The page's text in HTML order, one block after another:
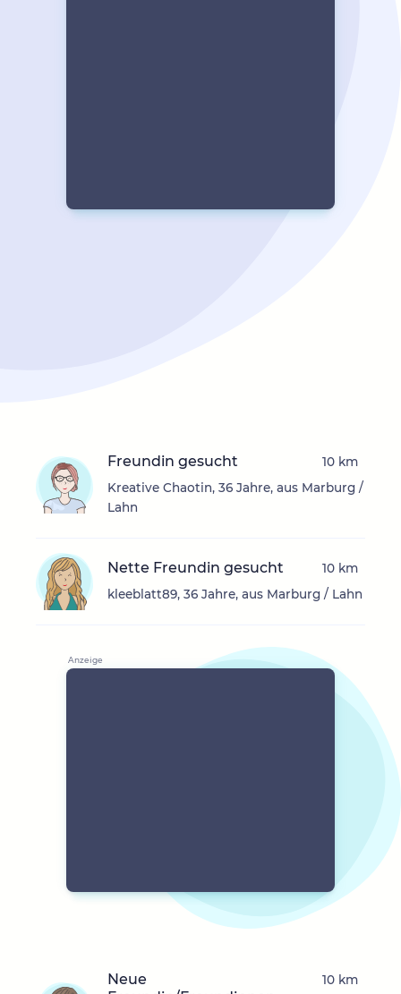
Freundin gesucht
Kreative Chaotin, 36 Jahre, aus Marburg /
Lahn
10 km
Nette Freundin gesucht
kleeblatt89, 36 Jahre, aus Marburg / Lahn
10 km
Neue
10 km